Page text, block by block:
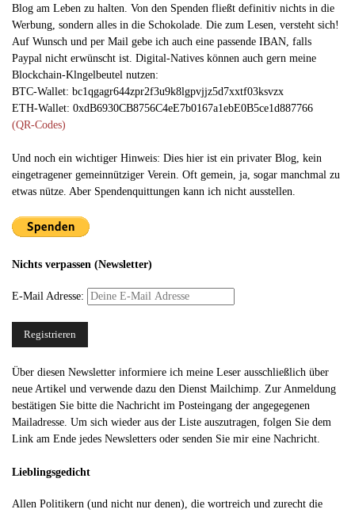
Blog am Leben zu halten. Von den Spenden fließt definitiv nichts in die
Werbung, sondern alles in die Schokolade. Die zum Lesen, versteht sich!
Auf Wunsch und per Mail gebe ich auch eine passende IBAN, falls
Paypal nicht erwünscht ist. Digital-Natives können auch gern meine
Blockchain-Klngelbeutel nutzen:
BTC-Wallet: bc1qgagr644zpr2f3u9k8lgpvjjz5d7xxtf03ksvzx
ETH-Wallet: 0xdB6930CB8756C4eE7b0167a1ebE0B5ce1d887766
(QR-Codes)
Und noch ein wichtiger Hinweis: Dies hier ist ein privater Blog, kein
eingetragener gemeinnütziger Verein. Oft gemein, ja, sogar manchmal zu
etwas nütze. Aber Spendenquittungen kann ich nicht ausstellen.
Nichts verpassen (Newsletter)
E-Mail Adresse:
Über diesen Newsletter informiere ich meine Leser ausschließlich über
neue Artikel und verwende dazu den Dienst Mailchimp. Zur Anmeldung
bestätigen Sie bitte die Nachricht im Posteingang der angegegenen
Mailadresse. Um sich wieder aus der Liste auszutragen, folgen Sie dem
Link am Ende jedes Newsletters oder senden Sie mir eine Nachricht.
Lieblingsgedicht
Allen Politikern (und nicht nur denen), die wortreich und zurecht die